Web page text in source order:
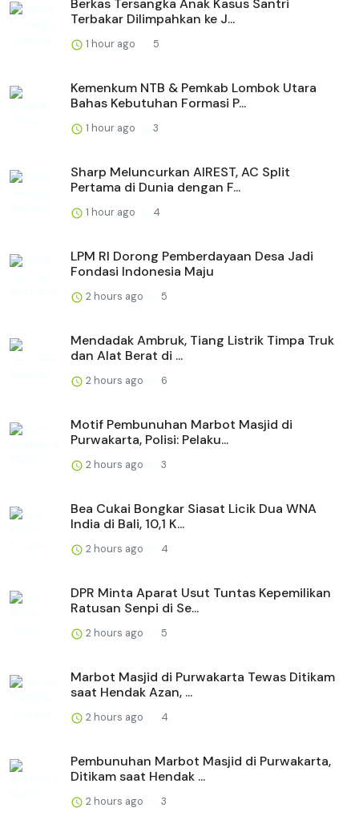
Berkas Tersangka Anak Kasus Santri
Terbakar Dilimpahkan ke J...
1 hour ago 5
Kemenkum NTB & Pemkab Lombok Utara
Bahas Kebutuhan Formasi P...
1 hour ago 3
Sharp Meluncurkan AIREST, AC Split
Pertama di Dunia dengan F...
1 hour ago 4
LPM RI Dorong Pemberdayaan Desa Jadi
Fondasi Indonesia Maju
2 hours ago 5
Mendadak Ambruk, Tiang Listrik Timpa Truk
dan Alat Berat di ...
2 hours ago 6
Motif Pembunuhan Marbot Masjid di
Purwakarta, Polisi: Pelaku...
2 hours ago 3
Bea Cukai Bongkar Siasat Licik Dua WNA
India di Bali, 10,1 K...
2 hours ago 4
DPR Minta Aparat Usut Tuntas Kepemilikan
Ratusan Senpi di Se...
2 hours ago 5
Marbot Masjid di Purwakarta Tewas Ditikam
saat Hendak Azan, ...
2 hours ago 4
Pembunuhan Marbot Masjid di Purwakarta,
Ditikam saat Hendak ...
2 hours ago 3